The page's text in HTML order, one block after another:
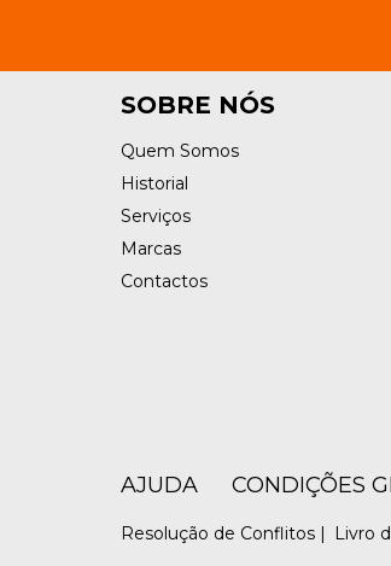
SOBRE NÓS
Quem Somos
Historial
Serviços
Marcas
Contactos
AJUDA CONDIÇÕES
Resolução de Conflitos | Livro